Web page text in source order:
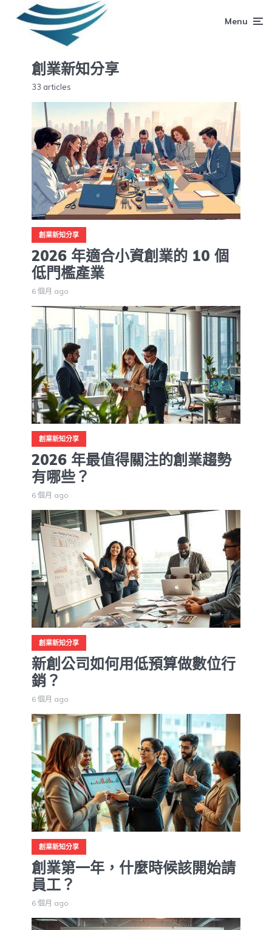
Menu
創業新知分享
33 articles
創業新知分享
2026 年適合小資創業的 10 個
低門檻產業
6 個月 ago
創業新知分享
2026 年最值得關注的創業趨勢
有哪些？
6 個月 ago
創業新知分享
新創公司如何用低預算做數位行
銷？
6 個月 ago
創業新知分享
創業第一年，什麼時候該開始請
員工？
6 個月 ago